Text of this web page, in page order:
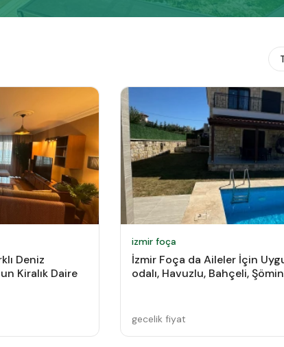
Deniz
Kiralık Daire
izmir foça
İzmir Foça da Aileler İçin
odalı, Havuzlu, Bahçeli,
gecelik fiyat